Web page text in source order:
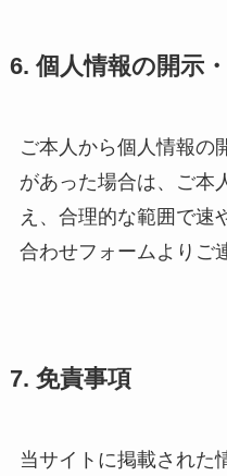
6. 個人情報の開示
ご本人から個人情報の
があった場合は、ご本
え、合理的な範囲で速
合わせフォームよりご
7. 免責事項
当サイトに掲載された